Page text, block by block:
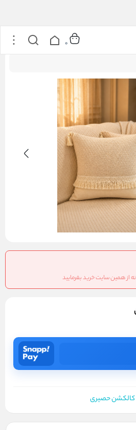
کاور کوسن حصیری شاین
0
از همین سایت خرید بفرمایید
کالکشن حصیری